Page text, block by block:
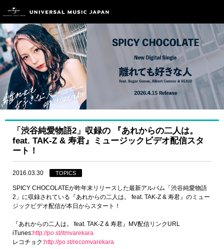
「渋谷純愛物語2」収録の 『あれからの二人は。
feat. TAK-Z & 寿君』ミュージックビデオ配信スタ
ート！
2016.03.30 TOPICS
SPICY CHOCOLATEが昨年末リリースした最新アルバム「渋谷純愛物語
2」に収録されている『あれからの二人は。 feat. TAK-Z & 寿君』のミュー
ジックビデオ配信が本日からスタート！
『あれからの二人は。 feat. TAK-Z & 寿君』MV配信リンクURL
iTunes:http://po.st/itmvarekara
レコチョク:http://po.st/recomvarekara